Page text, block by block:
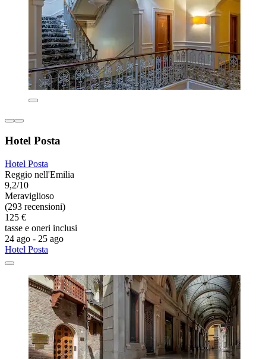
Hotel Posta
Hotel Posta
Reggio nell'Emilia
9,2/10
Meraviglioso
(293 recensioni)
125 €
tasse e oneri inclusi
24 ago - 25 ago
Hotel Posta